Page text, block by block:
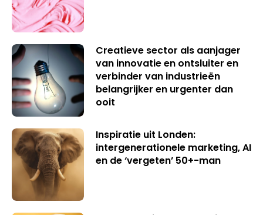
Creatieve sector als aanjager
van innovatie en ontsluiter en
verbinder van industrieën
belangrijker en urgenter dan
ooit
Inspiratie uit Londen:
intergenerationele marketing, AI
en de ‘vergeten’ 50+-man